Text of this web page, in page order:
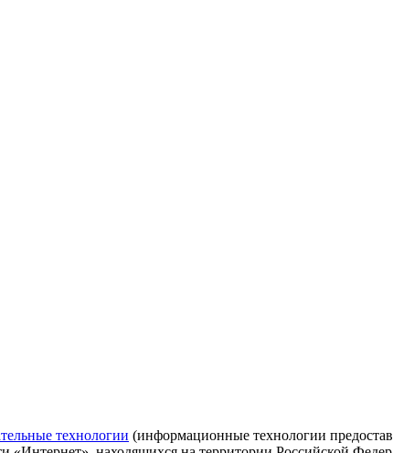
технологии (информационные технологии